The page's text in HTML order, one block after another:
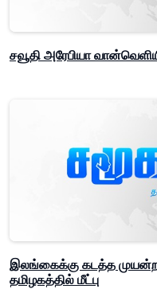
சவூதி அரேபியா
இலங்கைக்கு கடத்த
தமிழகத்தில் மீட்பு